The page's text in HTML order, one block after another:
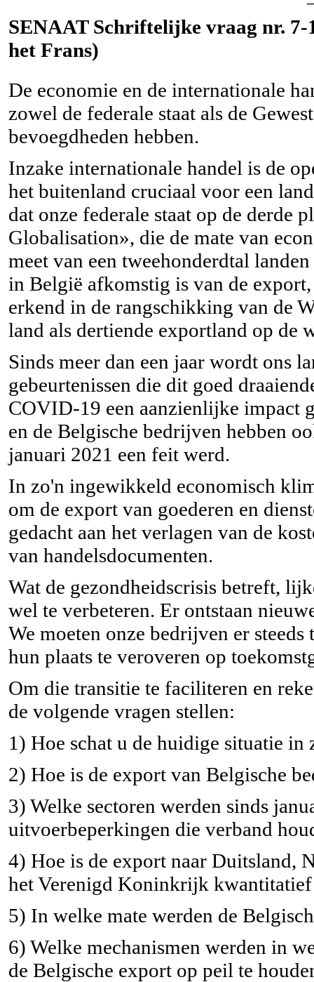
SENAAT Schriftelijke vraag nr. 7-
het Frans)
De economie en de internationale
zowel de federale staat als de
bevoegdheden hebben.
Inzake internationale handel is de
het buitenland cruciaal voor een
dat onze federale staat op de derde
Globalisation», die de mate van
meet van een tweehonderdtal
in België afkomstig is van de
erkend in de rangschikking van de
land als dertiende exportland op de
Sinds meer dan een jaar wordt ons
gebeurtenissen die dit goed
COVID-19 een aanzienlijke impact
en de Belgische bedrijven hebben
januari 2021 een feit werd.
In zo'n ingewikkeld economisch
om de export van goederen en
gedacht aan het verlagen van de
van handelsdocumenten.
Wat de gezondheidscrisis betreft,
wel te verbeteren. Er ontstaan
We moeten onze bedrijven er
hun plaats te veroveren op
Om die transitie te faciliteren en
de volgende vragen stellen:
1) Hoe schat u de huidige situatie in
2) Hoe is de export van Belgische
3) Welke sectoren werden sinds
uitvoerbeperkingen die verband
4) Hoe is de export naar Duitsland,
het Verenigd Koninkrijk
5) In welke mate werden de
6) Welke mechanismen werden in
de Belgische export op peil te